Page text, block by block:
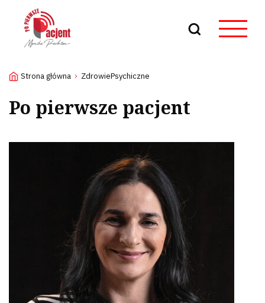
Strona główna ZdrowiePsychiczne
Po pierwsze pacjent